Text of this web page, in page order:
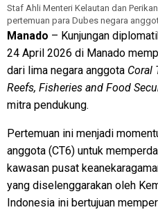
Staf Ahli Menteri Kelautan dan
pertemuan para Dubes negara
Manado – Kunjungan
24 April 2026 di Manado
dari lima negara anggota Coral
Reefs, Fisheries and Food
mitra pendukung.
Pertemuan ini menjadi
anggota (CT6) untuk
kawasan pusat
yang diselenggarakan oleh
Indonesia ini bertujuan